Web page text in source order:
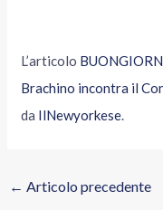
L’articolo
Brachino incontra il
da IlNewyorkese.
← Articolo precedente